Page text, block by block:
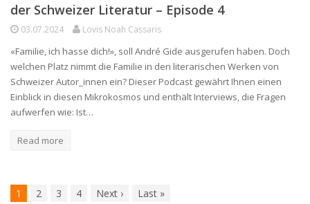
der Schweizer Literatur – Episode 4
03.07.2024 Lovis Noah Cassaris
«Familie, ich hasse dich!», soll André Gide ausgerufen haben. Doch
welchen Platz nimmt die Familie in den literarischen Werken von
Schweizer Autor_innen ein? Dieser Podcast gewährt Ihnen einen
Einblick in diesen Mikrokosmos und enthält Interviews, die Fragen
aufwerfen wie: Ist…
Read more
1 2 3 4 Next › Last »